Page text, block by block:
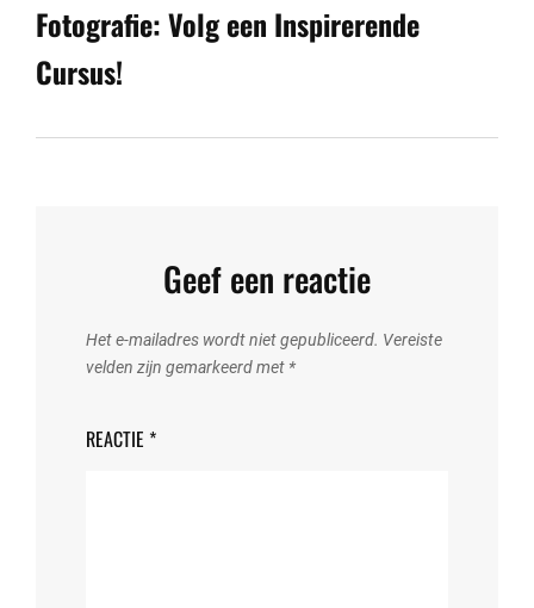
Fotografie: Volg een Inspirerende
Cursus!
Geef een reactie
Het e-mailadres wordt niet gepubliceerd. Vereiste
velden zijn gemarkeerd met *
REACTIE *